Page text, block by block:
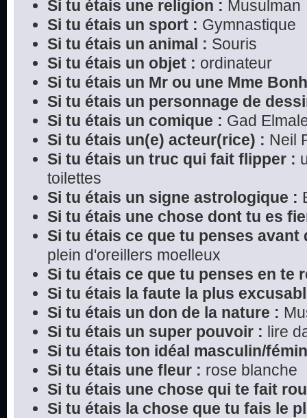
Si tu étais une religion : Musulman
Si tu étais un sport : Gymnastique
Si tu étais un animal : Souris
Si tu étais un objet : ordinateur
Si tu étais un Mr ou une Mme
Si tu étais un personnage de
Si tu étais un comique : Gad
Si tu étais un(e) acteur(rice) : Neil
Si tu étais un truc qui fait flipper :
toilettes
Si tu étais un signe astrologique :
Si tu étais une chose dont tu es
Si tu étais ce que tu penses avant
plein d'oreillers moelleux
Si tu étais ce que tu penses en te
Si tu étais la faute la plus
Si tu étais un don de la nature :
Si tu étais un super pouvoir : lire
Si tu étais ton idéal masculin/
Si tu étais une fleur : rose blanche
Si tu étais une chose qui te fait
Si tu étais la chose que tu fais le